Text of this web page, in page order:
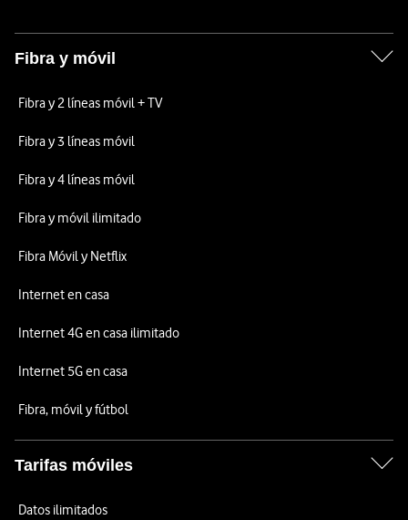
Fibra y móvil
Fibra y 2 líneas móvil + TV
Fibra y 3 líneas móvil
Fibra y 4 líneas móvil
Fibra y móvil ilimitado
Fibra Móvil y Netflix
Internet en casa
Internet 4G en casa ilimitado
Internet 5G en casa
Fibra, móvil y fútbol
Tarifas móviles
Datos ilimitados